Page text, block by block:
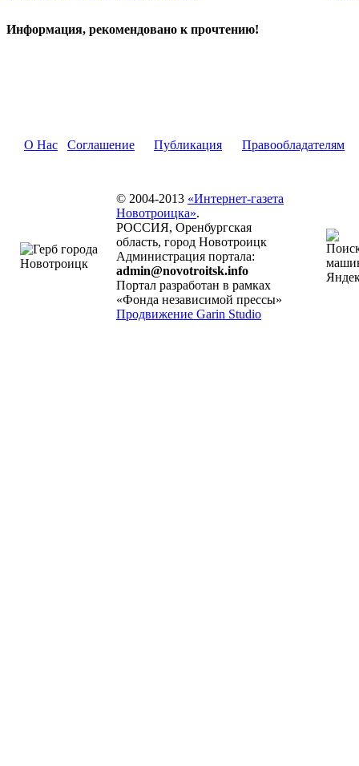
Информация, рекомендовано к прочтению!
О Нас Соглашение Публикация Правообладателям
© 2004-2013 «Интернет-газета
Новотроицка».
РОССИЯ, Оренбургская
область, город Новотроицк
Администрация портала:
admin@novotroitsk.info
Портал разработан в рамках
«Фонда независимой прессы»
Продвижение Garin Studio